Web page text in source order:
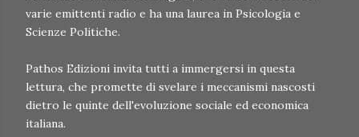
varie emittenti radio e ha una laurea in Psicologia e
Scienze Politiche.
Pathos Edizioni invita tutti a immergersi in questa
lettura, che promette di svelare i meccanismi nascosti
dietro le quinte dell'evoluzione sociale ed economica
italiana.